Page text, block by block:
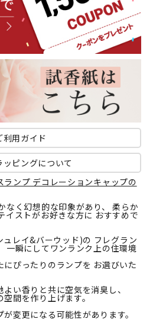
利用ガイド
ッピングについて
ランプ デコレーションキャップの
なく幻想的な印象があり、 柔らか
イストがお好きな方に おすすめで
レイ&バーウッド)の フレグラン
一瞬にしてワンランク上の住環境
ぴったりのランプを お選びいた
い香りと共に空気を消臭し、
間を作り上げます。
変更になる可能性があります。